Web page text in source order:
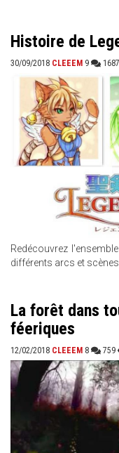
Histoire de
30/09/2018 CLEEEM 9 1687
Redécouvrez
différents arcs et
La forêt dans
féeriques
12/02/2018 CLEEEM 8 759